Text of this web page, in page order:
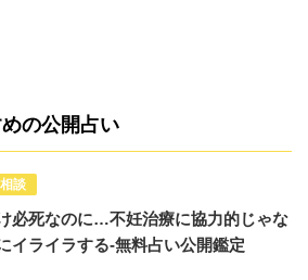
の公開占い
談
必死なのに…不妊治療に協力的じゃな
イライラする-無料占い公開鑑定